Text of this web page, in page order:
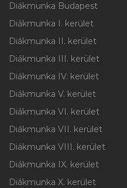
Diákmunka Budapest
Diákmunka I. kerület
Diákmunka II. kerület
Diákmunka III. kerület
Diákmunka IV. kerület
Diákmunka V. kerület
Diákmunka VI. kerület
Diákmunka VII. kerület
Diákmunka VIII. kerület
Diákmunka IX. kerület
Diákmunka X. kerület